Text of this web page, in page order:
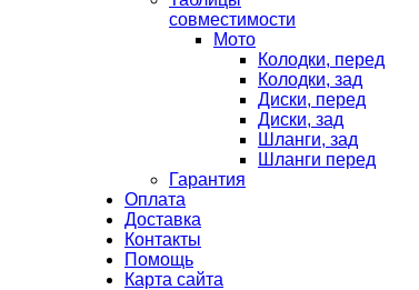
совместимости
Мото
Колодки, перед
Колодки, зад
Диски, перед
Диски, зад
Шланги, зад
Шланги перед
Гарантия
Оплата
Доставка
Контакты
Помощь
Карта сайта